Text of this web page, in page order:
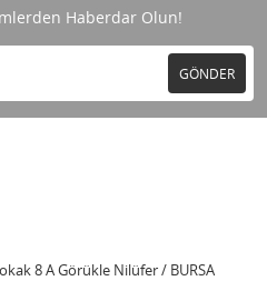
Haberdar Olun!
GÖNDER
8 A Görükle Nilüfer / BURSA